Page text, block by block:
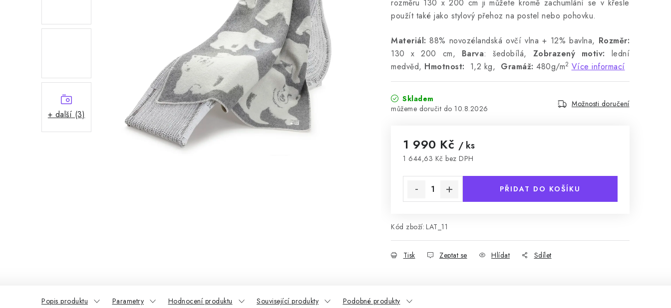
+ další (3)
rozměru 130 x 200 cm ji můžete kromě zachumlání se v křesle
použít také jako stylový přehoz na postel nebo pohovku.
Materiál: 88% novozélandská ovčí vlna + 12% bavlna, Rozměr:
130 x 200 cm, Barva: šedobílá, Zobrazený motiv: lední
medvěd, Hmotnost: 1,2 kg, Gramáž: 480g/m2 Více informací
Skladem
10.8.2026
Možnosti doručení
1 990 Kč / ks
1 644,63 Kč bez DPH
PŘIDAT DO KOŠÍKU
Kód zboží: LAT_11
Tisk Zeptat se Hlídat Sdílet
Popis produktu Parametry Hodnocení produktu Související produkty Podobné produkty